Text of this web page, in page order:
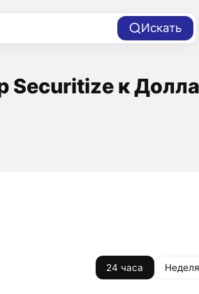
Искать
Securitize к
24 часа Неделя